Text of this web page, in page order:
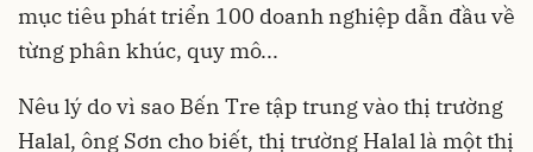
mục tiêu phát triển 100 doanh nghiệp dẫn đầu về
từng phân khúc, quy mô...
Nêu lý do vì sao Bến Tre tập trung vào thị trường
Halal, ông Sơn cho biết, thị trường Halal là một thị